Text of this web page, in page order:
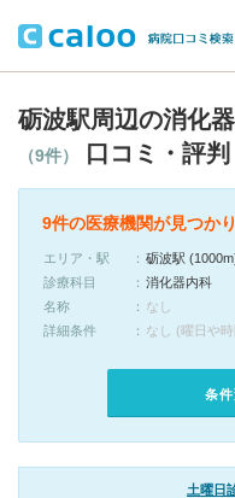
砺波駅周辺の消化
（9件） 口コミ・評判
9件の医療機関が見つか
エリア・駅
砺波駅
診療科目
消化器内科
名称
なし
詳細条件
なし (曜日や
条
土曜日